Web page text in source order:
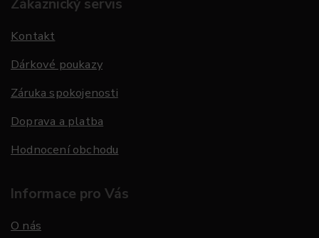
Kontakt
Dárkové poukazy
Záruka spokojenosti
Doprava a platba
Hodnocení obchodu
Informace pro Vás
O nás